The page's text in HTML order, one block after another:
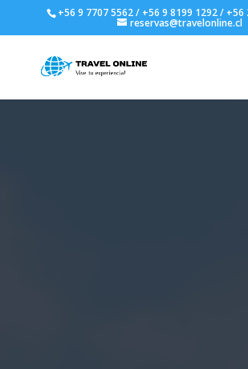
+56 9 7707 5562 / +56 9 8199 1292 / +56
reservas@travelonline.cl